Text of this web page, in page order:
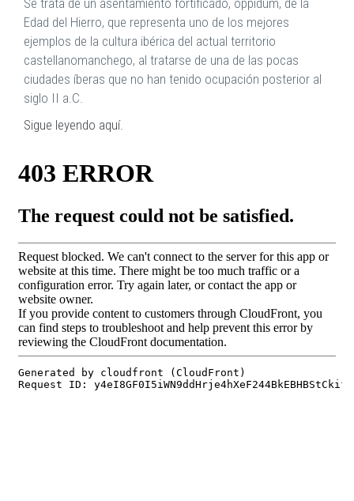
Se trata de un asentamiento fortificado, oppidum, de la
Edad del Hierro, que representa uno de los mejores
ejemplos de la cultura ibérica del actual territorio
castellanomanchego, al tratarse de una de las pocas
ciudades íberas que no han tenido ocupación posterior al
siglo II a.C.
Sigue leyendo aquí.